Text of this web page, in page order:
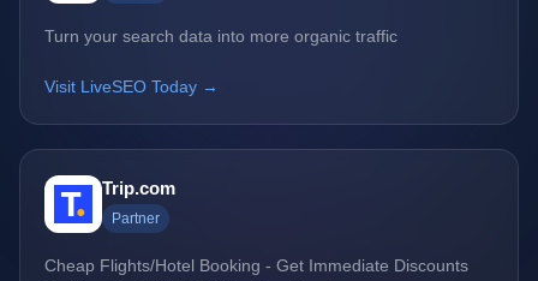
Turn your search data into more organic traffic
Visit LiveSEO Today →
Trip.com
Partner
Cheap Flights/Hotel Booking - Get Immediate Discounts